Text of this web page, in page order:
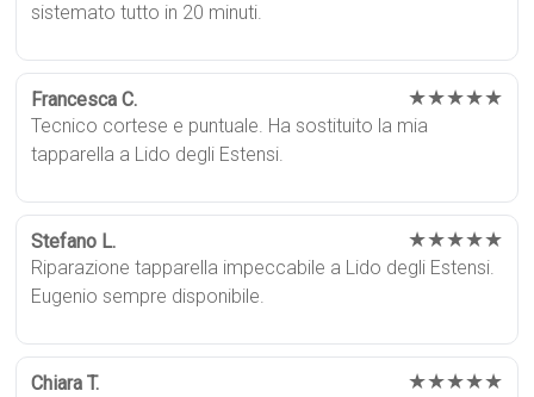
sistemato tutto in 20 minuti.
Francesca C. ★★★★★
Tecnico cortese e puntuale. Ha sostituito la mia
tapparella a Lido degli Estensi.
Stefano L. ★★★★★
Riparazione tapparella impeccabile a Lido degli Estensi.
Eugenio sempre disponibile.
Chiara T. ★★★★★